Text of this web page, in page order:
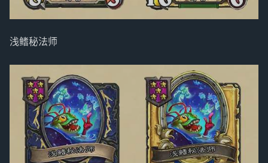
浅鳍秘法师